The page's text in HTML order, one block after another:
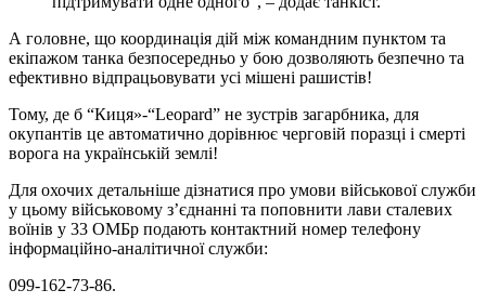
А головне, що координація дій між командним пунктом та
екіпажом танка безпосередньо у бою дозволяють безпечно та
ефективно відпрацьовувати усі мішені рашистів!
Тому, де б “Киця»-“Leopard” не зустрів загарбника, для
окупантів це автоматично дорівнює черговій поразці і смерті
ворога на українській землі!
Для охочих детальніше дізнатися про умови військової служби
у цьому військовому з’єднанні та поповнити лави сталевих
воїнів у 33 ОМБр подають контактний номер телефону
інформаційно-аналітичної служби:
099-162-73-86.